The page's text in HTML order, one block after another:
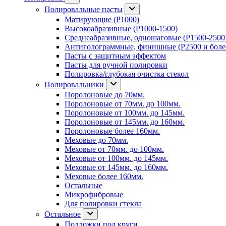
Полировальные пасты
Матирующие (P1000)
Высокоабразивные (P1000-1500)
Среднеабразивные, одношаговые (P1500-
Антиголограммные, финишные (P2500 и
Пасты с защитным эффектом
Пасты для ручной полировки
Полировка/глубокая очистка стекол
Полировальники
Поролоновые до 70мм.
Поролоновые от 70мм. до 100мм.
Поролоновые от 100мм. до 145мм.
Поролоновые от 145мм. до 160мм.
Поролоновые более 160мм.
Меховые до 70мм.
Меховые от 70мм. до 100мм.
Меховые от 100мм. до 145мм.
Меховые от 145мм. до 160мм.
Меховые более 160мм.
Остальные
Микрофибровые
Для полировки стекла
Остальное